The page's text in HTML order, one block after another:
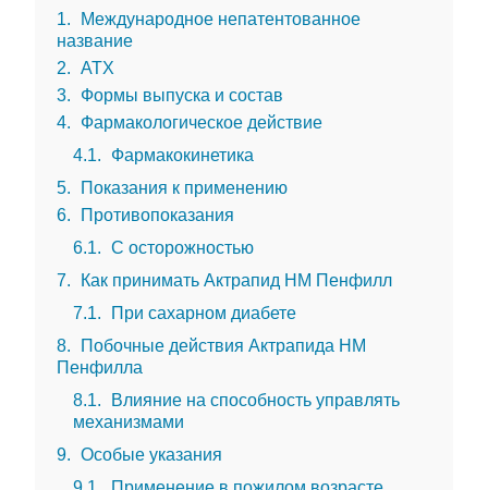
1
Международное непатентованное
название
2
АТХ
3
Формы выпуска и состав
4
Фармакологическое действие
4.1
Фармакокинетика
5
Показания к применению
6
Противопоказания
6.1
С осторожностью
7
Как принимать Актрапид НМ Пенфилл
7.1
При сахарном диабете
8
Побочные действия Актрапида НМ
Пенфилла
8.1
Влияние на способность управлять
механизмами
9
Особые указания